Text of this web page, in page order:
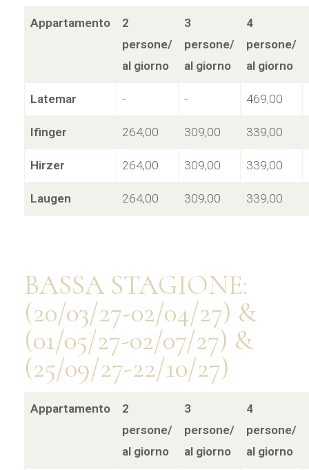
Appartamento
2
persone/
al giorno
3
persone/
al giorno
4
persone/
al giorno
Latemar - - 469,00
Ifinger 264,00 309,00 339,00
Hirzer 264,00 309,00 339,00
Laugen 264,00 309,00 339,00
BASSA STAGIONE:
(20/03/27-02/04/27) &
(01/05/27-02/07/27) &
(25/09/27-22/10/27)
Appartamento
2
persone/
al giorno
3
persone/
al giorno
4
persone/
al giorno